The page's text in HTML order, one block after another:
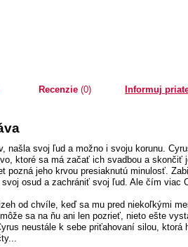
Recenzie(0) Informuj
našla svoj ľud a možno i svoju korunu.
ktoré sa má začať ich svadbou a skončiť
pozná jeho krvou presiaknutú minulosť.
osud a zachrániť svoj ľud. Ale čím viac
od chvíle, keď sa mu pred niekoľkými
sa na ňu ani len pozrieť, nieto ešte
neustále k sebe priťahovaní silou,